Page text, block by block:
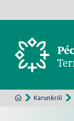
Karunkról